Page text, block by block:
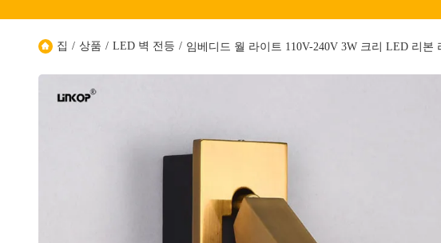
집 / 상품 / LED 벽 전등 / 임베디드 월 라이트 110V-240V 3W 크리 LED 리본